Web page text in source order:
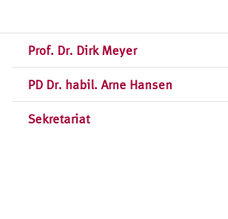
Prof. Dr. Dirk Meyer
PD Dr. habil. Arne Hansen
Sekretariat